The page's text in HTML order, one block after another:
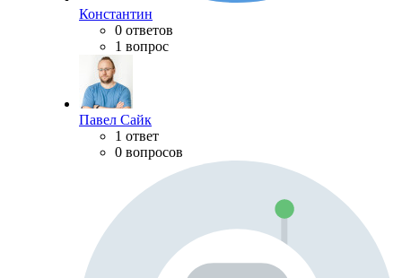
Константин
0 ответов
1 вопрос
Павел Сайк
1 ответ
0 вопросов